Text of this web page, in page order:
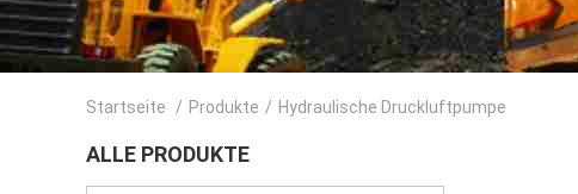
Startseite / Produkte / Hydraulische Druckluftpumpe
ALLE PRODUKTE